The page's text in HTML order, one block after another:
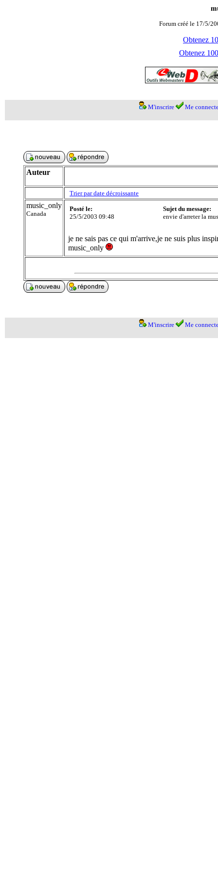
Forum créé le 17/5/
Obtenez
Obtenez
M'inscrire Me
Auteur
Trier par date décroissante
music_only
Canada
Posté le:
25/5/2003 09:48
Sujet du message:
envie d'arreter la
je ne sais pas ce qui m'arrive,je ne suis plus
music_only
M'inscrire Me